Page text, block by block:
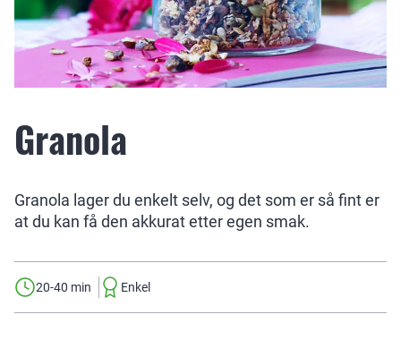
Granola
Granola lager du enkelt selv, og det som er så fint er
at du kan få den akkurat etter egen smak.
20-40 min Enkel